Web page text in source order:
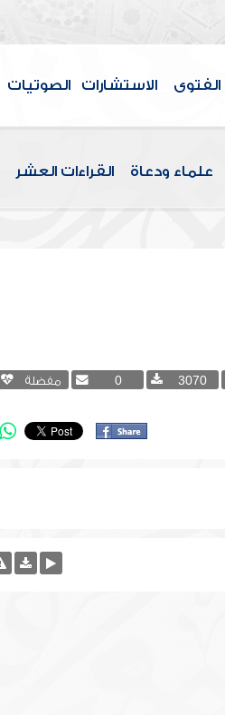
الفتوى الاستشارات الصوتيات
علماء ودعاة القراءات العشر
3070
0 مفضلة